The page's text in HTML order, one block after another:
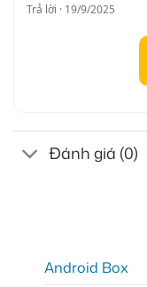
Trả lời · 19/9/2025
Đánh giá (0)
Android Box